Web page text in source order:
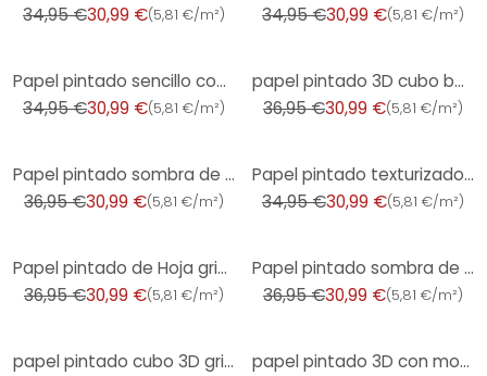
34,95 €30,99 €(5,81 €/m²)
34,95 €30,99 €(5,81 €/m²)
Papel pintado sencillo con textura blanca - Papel pintado no tejido liso en un color
34,95 €30,99 €(5,81 €/m²)
papel pintado 3D cubo beige marrón - Papel pintado no tejido geométrico moderno
36,95 €30,99 €(5,81 €/m²)
Papel pintado sombra de hoja beige crema - estampado tropical - papel pintado no tejido moderno
36,95 €30,99 €(5,81 €/m²)
Papel pintado texturizado con aspecto de escayola beige claro - Papel pintado no tejido color sólido
34,95 €30,99 €(5,81 €/m²)
Papel pintado de Hoja gris oscuro violeta - patrón de hoja moderno - papel pintado patrón
36,95 €30,99 €(5,81 €/m²)
Papel pintado sombra de hoja azul oscuro - patrón de sombra tropical - papel pintado no tejido moder
36,95 €30,99 €(5,81 €/m²)
papel pintado cubo 3D gris claro blanco - Papel pintado no tejido geométrico moderno
papel pintado 3D con motivo de líneas blanco plata - Papel pintado no tejido moderno brillo